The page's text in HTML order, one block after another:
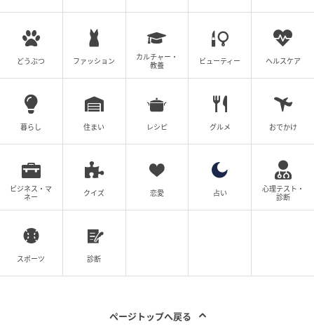
持ち手は腕にかけることのできる長さ。やや長めです
が、肩にかけるのは難しいかもしれません。
どうぶつ ファッション
カルチャー・
教養
ビューティー ヘルスケア
暮らし 住まい レシピ グルメ おでかけ
ビジネス・マ
ネー
クイズ 恋愛 占い
心理テスト・
診断
スポーツ 診断
ページトップへ戻る